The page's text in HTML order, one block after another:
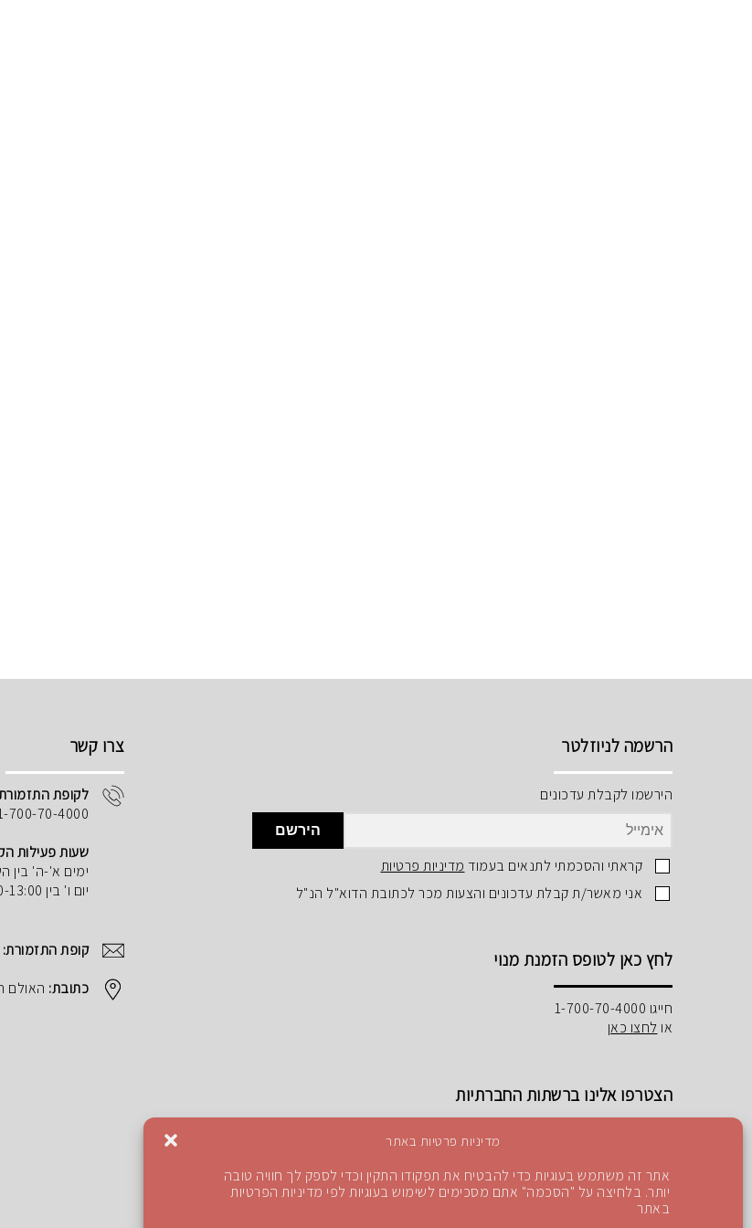
מדיניות פרטיות באתר
אתר זה משתמש בעוגיות כדי להבטיח את תפקודו התקין וכדי לספק לך חוויה טובה
יותר. בלחיצה על "הסכמה" אתם מסכימים לשימוש בעוגיות לפי מדיניות הפרטיות
באתר
הרשמה לניוזלטר
הירשמו לקבלת עדכונים
הירשם
קראתי והסכמתי לתנאים בעמוד מדיניות פרטיות
אני מאשר/ת קבלת עדכונים והצעות מכר לכתובת הדוא"ל הנ"ל
לחץ כאן לטופס הזמנת מנוי
חייגו 1-700-70-4000
או לחצו כאן
הצטרפו אלינו ברשתות החברתיות
facebook
YouTube
Blog
Instagram
צרו קשר
לקופת
1-700-70-4000 או 02-
שעות פעילות
ימים א'-ה' בין השעות
יום ו' בין 10:00-13:00
קופת התזמורת:
כתובת: האולם